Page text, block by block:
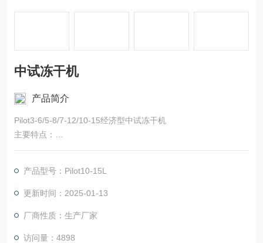
中试冻干机
产品简介
Pilot3-6/5-8/7-12/10-15经济型中试冻干机
主要特点：
干燥仓透明门采用亚克力材料，高强度无泄漏。
压缩机，高效稳定、噪音低。
国内品牌真空泵，抽速高、噪音低。
冻干自动控制系统：可程序化编程，从冻干到除霜均程序化控制
产品型号：Pilot10-15L
更新时间：2025-01-13
厂商性质：生产厂家
访问量：4898